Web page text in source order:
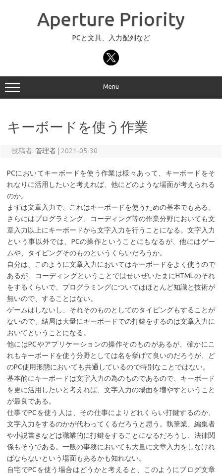
Aperture Priority
PCと文具、入力配列など
Menu
キーボードを使う作業
投稿者: 管理者 2021-05-30
PCにおいてキーボードを使う作業は様々あって、キーボードをそ
れなりに活用したいと考えれば、他にどのような場面が考えられる
のか。
まずは文章入力で、これはキーボードを使うための基本でもある。
さらにはプログラミング、コーディング等の作業分野においても文
章入力以上にキーボードから文字入力を行うことになる。文字入力
という事以外では、PCの操作ということにもなるが、他にはゲー
ムや、タイピングそのものというくらいだろうか。
自分は、このように文章入力においてはキーボードをよく使うので
あるが、コーディングということではせいぜいたまにHTMLのそれ
をするくらいで、プログラミングについてはほとんど知識と技術が
無いので、することはない。
ゲームはしないし、それそのものとしてのタイピングもすることが
ないので、結局は大量にキーボードでの打鍵をするのは文章入力に
おいてということになる。
他にはPCやアプリケーションの操作そのものがあるが、確かにこ
れもキーボードを使う分野としては名を挙げて良いのだろうが、ど
のPC使用形態においても共通しているので特別なことではない。
基本的にキーボードは文字入力の為のものであるので、キーボード
を更に活用したいと考えれば、文字入力の場面を増やすということ
が最良である。
仕事でPCを使う人は、その仕事によりどれくらい打鍵するのか、
文字入力をするのかが代わってくるだろうと思う。執筆業、編集者
や小説書きなどは職業的に打鍵をすることになるだろうし、法律関
係もそうである。一般の事務においても大量に文章入力をしなけれ
ばならないという場面もあるかも知れない。
自宅でPCを使う場合はどうかと考えると、このようにブログ文章